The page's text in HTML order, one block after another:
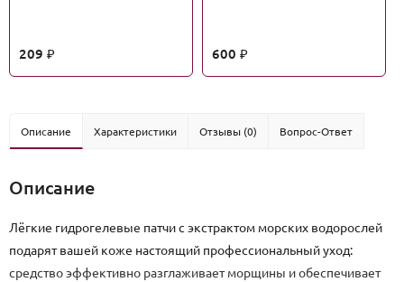
209 ₽ 600 ₽
Описание Характеристики Отзывы (0) Вопрос-Ответ
Описание
Лёгкие гидрогелевые патчи с экстрактом морских водорослей
подарят вашей коже настоящий профессиональный уход:
средство эффективно разглаживает морщины и обеспечивает